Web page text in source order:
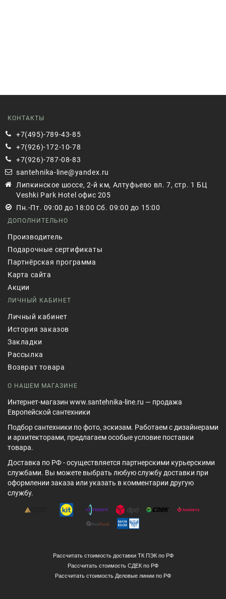
КОНТАКТЫ
+7(495)-789-43-85
+7(926)-172-10-78
+7(926)-787-08-83
santehnika-line@yandex.ru
Липкинское шоссе, 2-й км, Алтуфьево вл. 7, стр. 1 БЦ
Veshki Park Hotel офис 205
Пн.-Пт. 09:00 до 18:00 Сб. 09:00 до 15:00
ДОПОЛНИТЕЛЬНО
Производитель
Подарочные сертификаты
Партнёрская программа
Карта сайта
Акции
ЛИЧНЫЙ КАБИНЕТ
Личный кабинет
История заказов
Закладки
Рассылка
Возврат товара
О НАШЕМ МАГАЗИНЕ
Интернет-магазин www.santehnika-line.ru — продажа
Европейской сантехники
Подбор сантехники по фото, эскизам. Работаем с дизайнерами
и архитекторами, предлагаем особые условие поставки
товара.
Доставка по РФ - осуществляется партнерскими курьерскими
службами. Вы можете выбрать любую службу доставки при
оформлении заказа или указать в комментарии другую
службу.
Рассчитать стоимость доставки ТК ПЭК по РФ
Рассчитать стоимость СДЕК по РФ
Рассчитать стоимость Деловые линии по РФ